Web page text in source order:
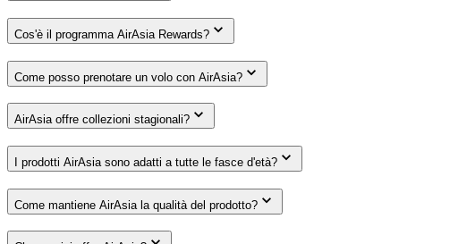
Cos'è il programma AirAsia Rewards?
Come posso prenotare un volo con AirAsia?
AirAsia offre collezioni stagionali?
I prodotti AirAsia sono adatti a tutte le fasce d'età?
Come mantiene AirAsia la qualità del prodotto?